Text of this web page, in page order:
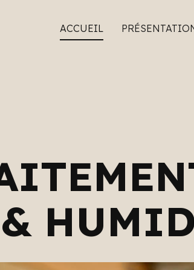
ACCUEIL
&